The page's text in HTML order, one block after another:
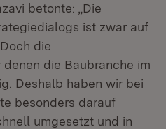
betonte: „Die
ist zwar auf
die
die Baubranche im
Deshalb haben wir bei
besonders darauf
umgesetzt und in